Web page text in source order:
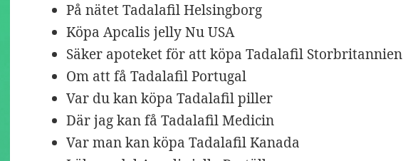
På nätet Tadalafil Helsingborg
Köpa Apcalis jelly Nu USA
Säker apoteket för att köpa Tadalafil Storbritannien
Om att få Tadalafil Portugal
Var du kan köpa Tadalafil piller
Där jag kan få Tadalafil Medicin
Var man kan köpa Tadalafil Kanada